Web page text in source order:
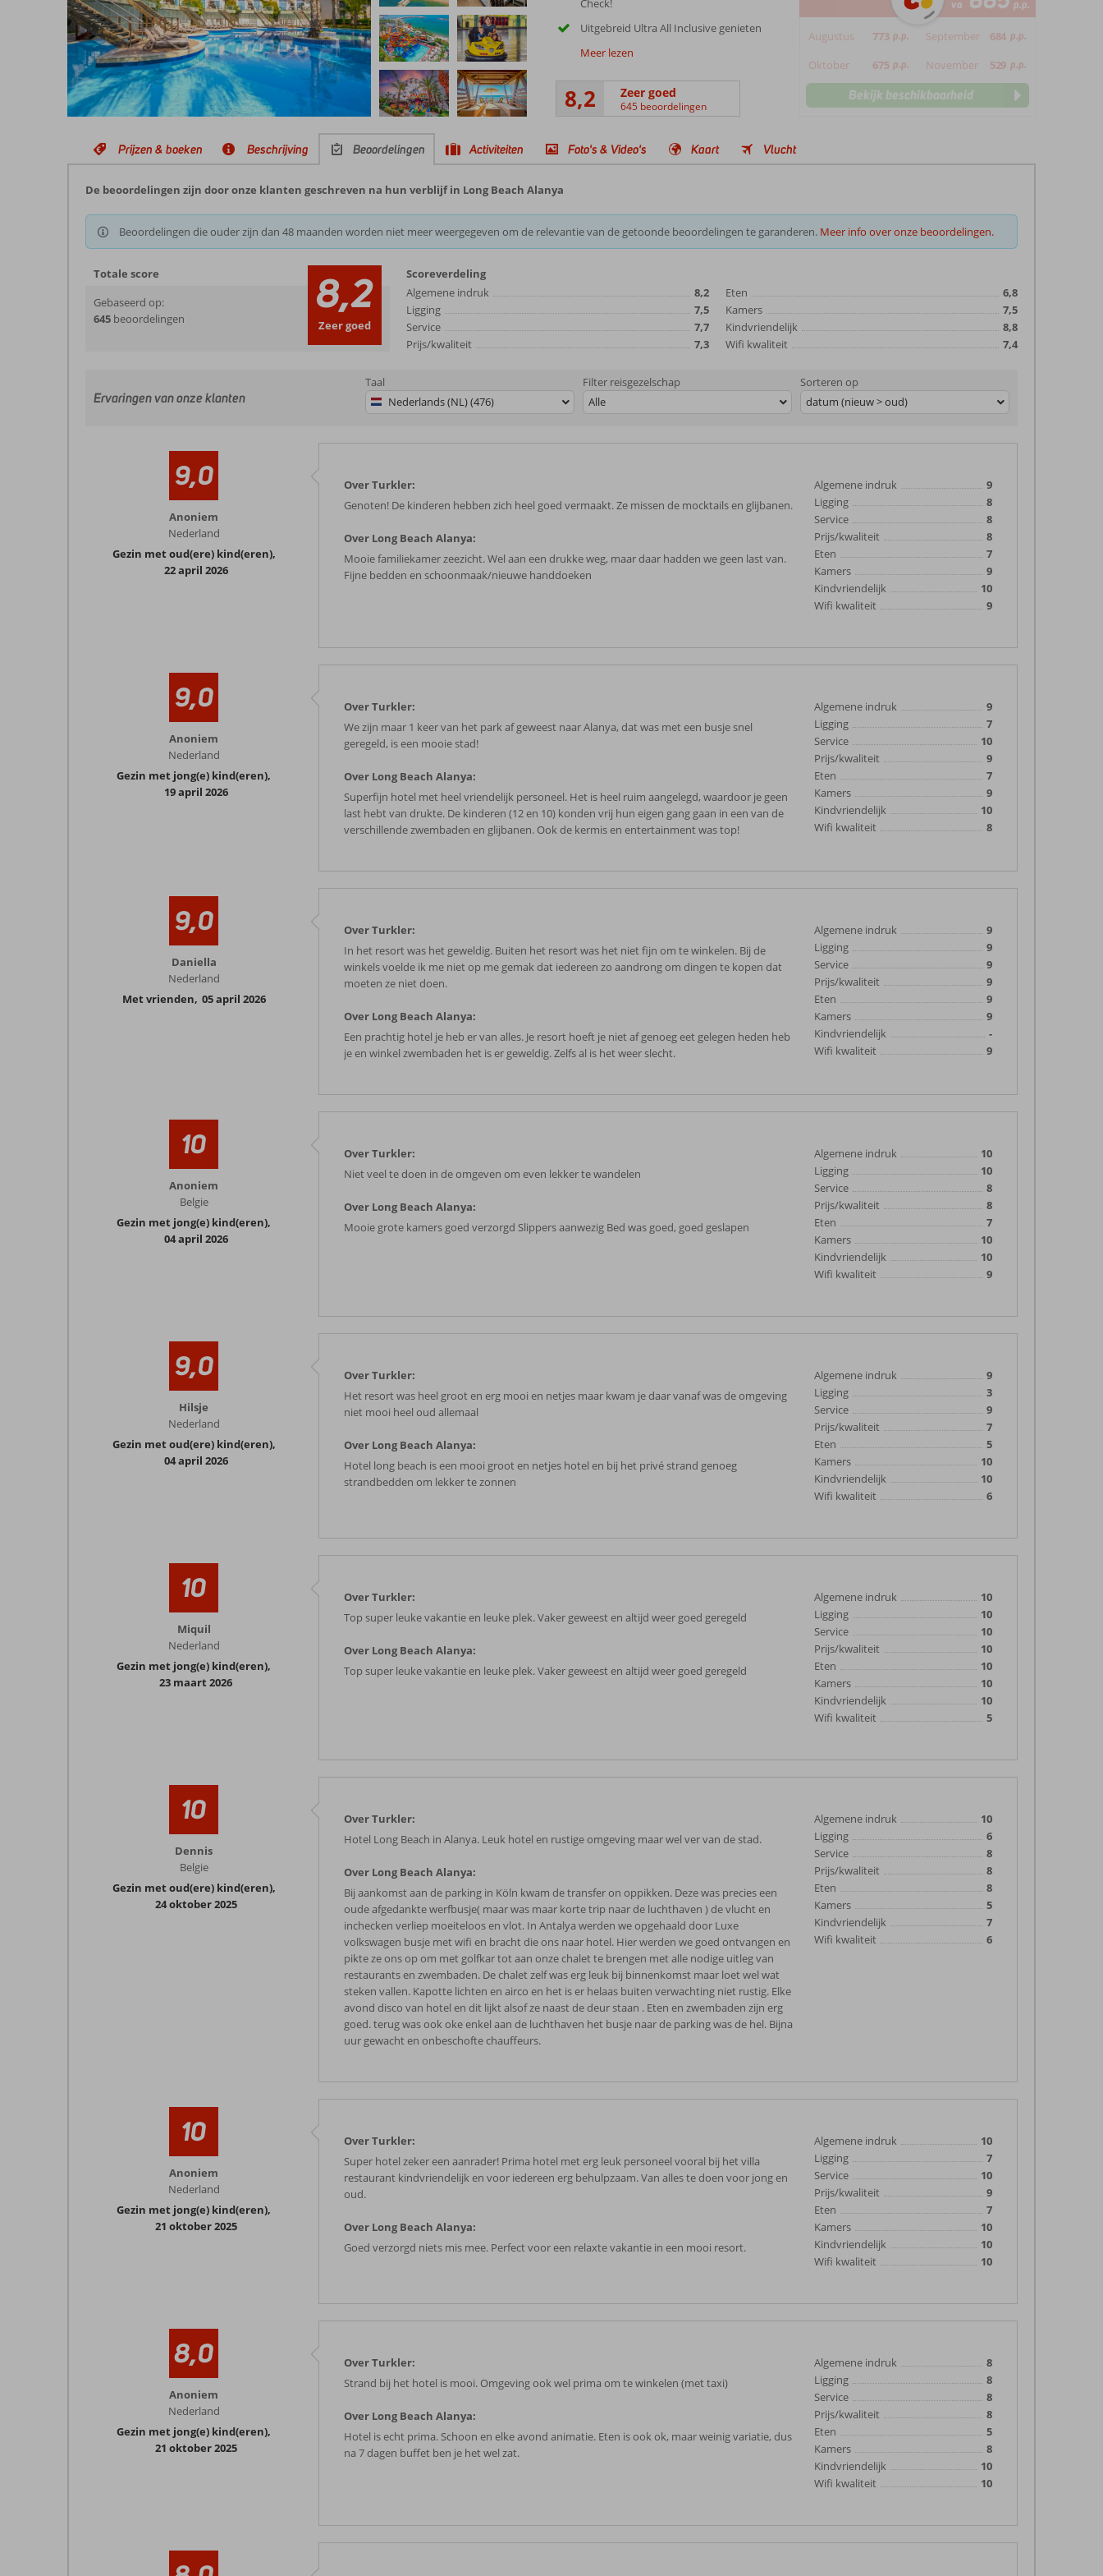
Check!
Uitgebreid Ultra All Inclusive genieten
Meer lezen
8,2 Zeer goed
645 beoordelingen
va p.p.
Augustus 773 p.p. September 684 p.p.
Oktober 675 p.p. November 529 p.p.
Bekijk beschikbaarheid
Prijzen & boeken Beschrijving Beoordelingen Activiteiten Foto's & Video's Kaart Vlucht
De beoordelingen zijn door onze klanten geschreven na hun verblijf in Long Beach Alanya
Beoordelingen die ouder zijn dan 48 maanden worden niet meer weergegeven om de relevantie van de getoonde beoordelingen te garanderen. Meer info over onze beoordelingen.
Totale score
Gebaseerd op:
645 beoordelingen 8,2
Zeer goed
Scoreverdeling
Algemene indruk
8,2
Ligging
7,5
Service
7,7
Prijs/kwaliteit
7,3
Eten
6,8
Kamers
7,5
Kindvriendelijk
8,8
Wifi kwaliteit
7,4
Ervaringen van onze klanten
Taal
Nederlands (NL) (476)
Filter reisgezelschap
Alle
Sorteren op
datum (nieuw > oud)
9,0
Anoniem
Nederland
Gezin met oud(ere) kind(eren),
22 april 2026
Over Turkler:
Genoten! De kinderen hebben zich heel goed vermaakt. Ze missen de mocktails en glijbanen.
Over Long Beach Alanya:
Mooie familiekamer zeezicht. Wel aan een drukke weg, maar daar hadden we geen last van.
Fijne bedden en schoonmaak/nieuwe handdoeken
Algemene indruk
9
Ligging
8
Service
8
Prijs/kwaliteit
8
Eten
7
Kamers
9
Kindvriendelijk
10
Wifi kwaliteit
9
9,0
Anoniem
Nederland
Gezin met jong(e) kind(eren),
19 april 2026
Over Turkler:
We zijn maar 1 keer van het park af geweest naar Alanya, dat was met een busje snel
geregeld, is een mooie stad!
Over Long Beach Alanya:
Superfijn hotel met heel vriendelijk personeel. Het is heel ruim aangelegd, waardoor je geen
last hebt van drukte. De kinderen (12 en 10) konden vrij hun eigen gang gaan in een van de
verschillende zwembaden en glijbanen. Ook de kermis en entertainment was top!
Algemene indruk
9
Ligging
7
Service
10
Prijs/kwaliteit
9
Eten
7
Kamers
9
Kindvriendelijk
10
Wifi kwaliteit
8
9,0
Daniella
Nederland
Met vrienden, 05 april 2026
Over Turkler:
In het resort was het geweldig. Buiten het resort was het niet fijn om te winkelen. Bij de
winkels voelde ik me niet op me gemak dat iedereen zo aandrong om dingen te kopen dat
moeten ze niet doen.
Over Long Beach Alanya:
Een prachtig hotel je heb er van alles. Je resort hoeft je niet af genoeg eet gelegen heden heb
je en winkel zwembaden het is er geweldig. Zelfs al is het weer slecht.
Algemene indruk
9
Ligging
9
Service
9
Prijs/kwaliteit
9
Eten
9
Kamers
9
Kindvriendelijk
-
Wifi kwaliteit
9
10
Anoniem
Belgie
Gezin met jong(e) kind(eren),
04 april 2026
Over Turkler:
Niet veel te doen in de omgeven om even lekker te wandelen
Over Long Beach Alanya:
Mooie grote kamers goed verzorgd Slippers aanwezig Bed was goed, goed geslapen
Algemene indruk
10
Ligging
10
Service
8
Prijs/kwaliteit
8
Eten
7
Kamers
10
Kindvriendelijk
10
Wifi kwaliteit
9
9,0
Hilsje
Nederland
Gezin met oud(ere) kind(eren),
04 april 2026
Over Turkler:
Het resort was heel groot en erg mooi en netjes maar kwam je daar vanaf was de omgeving
niet mooi heel oud allemaal
Over Long Beach Alanya:
Hotel long beach is een mooi groot en netjes hotel en bij het privé strand genoeg
strandbedden om lekker te zonnen
Algemene indruk
9
Ligging
3
Service
9
Prijs/kwaliteit
7
Eten
5
Kamers
10
Kindvriendelijk
10
Wifi kwaliteit
6
10
Miquil
Nederland
Gezin met jong(e) kind(eren),
23 maart 2026
Over Turkler:
Top super leuke vakantie en leuke plek. Vaker geweest en altijd weer goed geregeld
Over Long Beach Alanya:
Top super leuke vakantie en leuke plek. Vaker geweest en altijd weer goed geregeld
Algemene indruk
10
Ligging
10
Service
10
Prijs/kwaliteit
10
Eten
10
Kamers
10
Kindvriendelijk
10
Wifi kwaliteit
5
10
Dennis
Belgie
Gezin met oud(ere) kind(eren),
24 oktober 2025
Over Turkler:
Hotel Long Beach in Alanya. Leuk hotel en rustige omgeving maar wel ver van de stad.
Over Long Beach Alanya:
Bij aankomst aan de parking in Köln kwam de transfer on oppikken. Deze was precies een
oude afgedankte werfbusje( maar was maar korte trip naar de luchthaven ) de vlucht en
inchecken verliep moeiteloos en vlot. In Antalya werden we opgehaald door Luxe
volkswagen busje met wifi en bracht die ons naar hotel. Hier werden we goed ontvangen en
pikte ze ons op om met golfkar tot aan onze chalet te brengen met alle nodige uitleg van
restaurants en zwembaden. De chalet zelf was erg leuk bij binnenkomst maar loet wel wat
steken vallen. Kapotte lichten en airco en het is er helaas buiten verwachting niet rustig. Elke
avond disco van hotel en dit lijkt alsof ze naast de deur staan . Eten en zwembaden zijn erg
goed. terug was ook oke enkel aan de luchthaven het busje naar de parking was de hel. Bijna
uur gewacht en onbeschofte chauffeurs.
Algemene indruk
10
Ligging
6
Service
8
Prijs/kwaliteit
8
Eten
8
Kamers
5
Kindvriendelijk
7
Wifi kwaliteit
6
10
Anoniem
Nederland
Gezin met jong(e) kind(eren),
21 oktober 2025
Over Turkler:
Super hotel zeker een aanrader! Prima hotel met erg leuk personeel vooral bij het villa
restaurant kindvriendelijk en voor iedereen erg behulpzaam. Van alles te doen voor jong en
oud.
Over Long Beach Alanya:
Goed verzorgd niets mis mee. Perfect voor een relaxte vakantie in een mooi resort.
Algemene indruk
10
Ligging
7
Service
10
Prijs/kwaliteit
9
Eten
7
Kamers
10
Kindvriendelijk
10
Wifi kwaliteit
10
8,0
Anoniem
Nederland
Gezin met jong(e) kind(eren),
21 oktober 2025
Over Turkler:
Strand bij het hotel is mooi. Omgeving ook wel prima om te winkelen (met taxi)
Over Long Beach Alanya:
Hotel is echt prima. Schoon en elke avond animatie. Eten is ook ok, maar weinig variatie, dus
na 7 dagen buffet ben je het wel zat.
Algemene indruk
8
Ligging
8
Service
8
Prijs/kwaliteit
8
Eten
5
Kamers
8
Kindvriendelijk
10
Wifi kwaliteit
10